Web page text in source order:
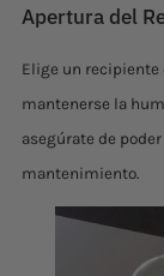
Apertura del
Elige un recipiente
mantenerse la
asegúrate de
mantenimiento.